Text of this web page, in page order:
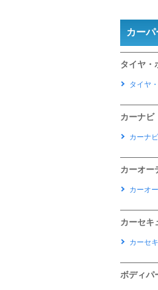
カー
タイヤ・
タイヤ
カーナビ
カーナ
カーオー
カーオ
カーセキ
カーセ
ボディパ